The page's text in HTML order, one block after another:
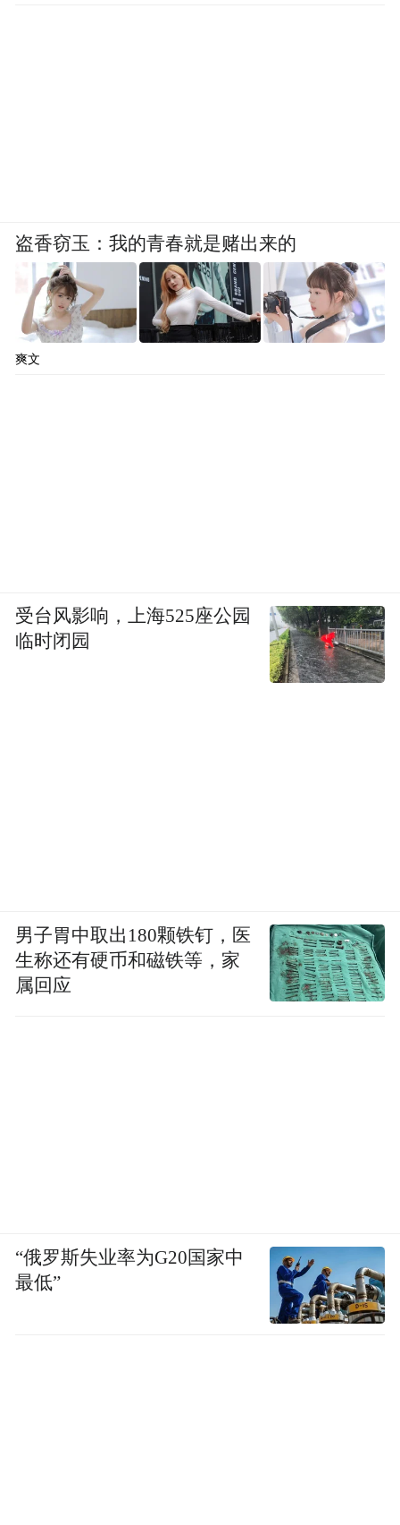
盗香窃玉：我的青春就是赌出来的
爽文
受台风影响，上海525座公园
临时闭园
男子胃中取出180颗铁钉，医
生称还有硬币和磁铁等，家
属回应
“俄罗斯失业率为G20国家中
最低”